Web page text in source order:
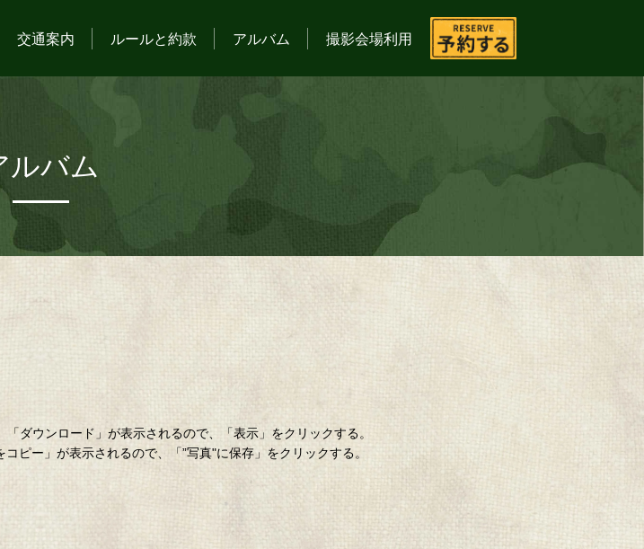
交通案内 ルールと約款 アルバム 撮影会場利用
ルバム
ダウンロード」が表示されるので、「表示」をクリックする。
ピー」が表示されるので、「”写真"に保存」をクリックする。